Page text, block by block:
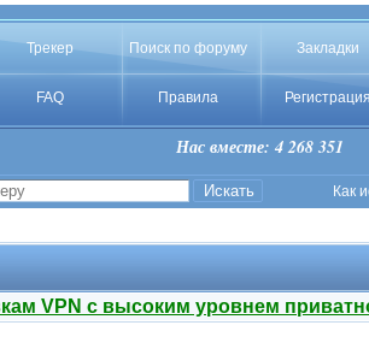
Трекер Поиск по форуму Закладки
FAQ Правила Регистрация
Нас вместе: 4 268 351
Как
VPN с высоким уровнем